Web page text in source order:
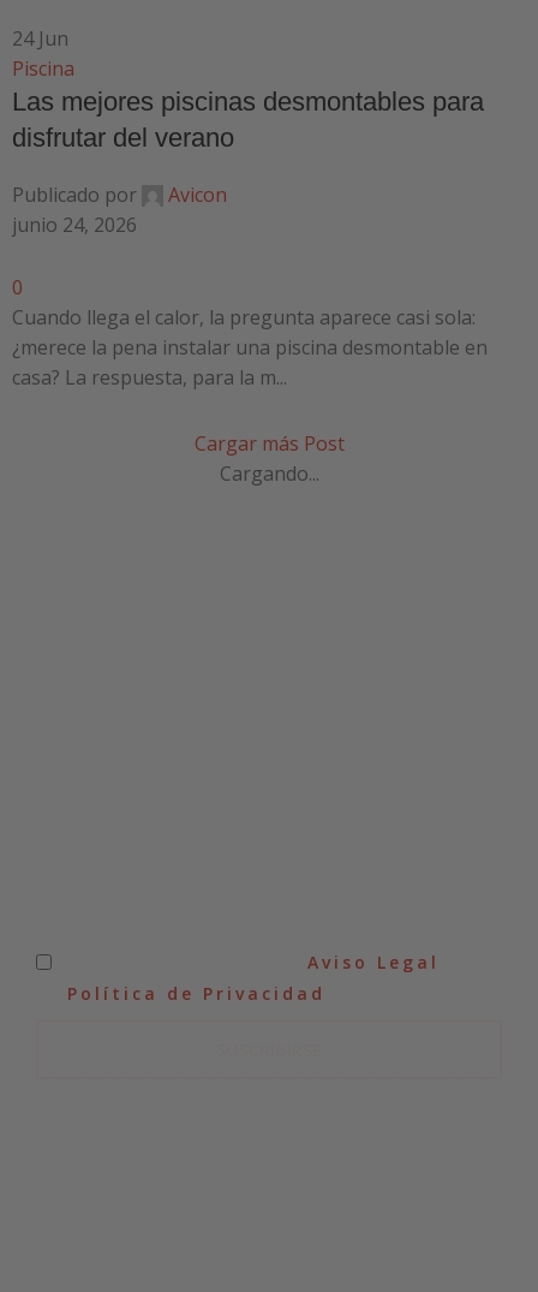
24 Jun
Piscina
Las mejores piscinas desmontables para
disfrutar del verano
Publicado por
Avicon
junio 24, 2026
0
Cuando llega el calor, la pregunta aparece casi sola:
¿merece la pena instalar una piscina desmontable en
casa? La respuesta, para la m...
Cargar más Post
Cargando...
Aviso Legal
Política de Privacidad